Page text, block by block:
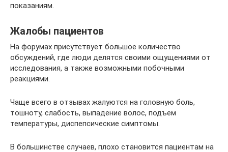
показаниям.
Жалобы пациентов
На форумах присутствует большое количество
обсуждений, где люди делятся своими ощущениями от
исследования, а также возможными побочными
реакциями.
Чаще всего в отзывах жалуются на головную боль,
тошноту, слабость, выпадение волос, подъем
температуры, диспепсические симптомы.
В большинстве случаев, плохо становится пациентам на